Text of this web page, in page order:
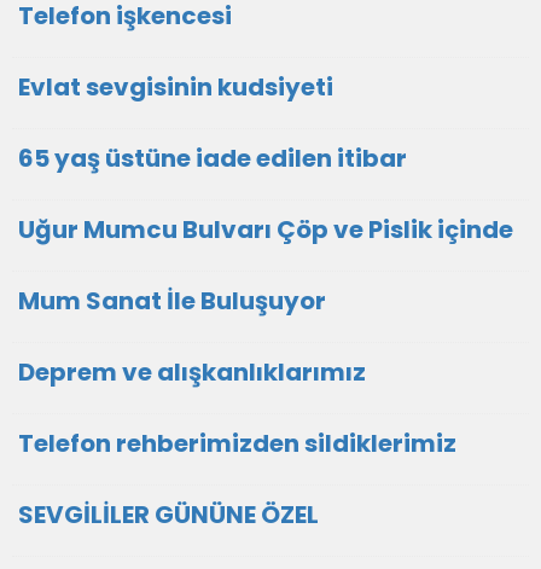
Telefon işkencesi
Evlat sevgisinin kudsiyeti
65 yaş üstüne iade edilen itibar
Uğur Mumcu Bulvarı Çöp ve Pislik içinde
Mum Sanat İle Buluşuyor
Deprem ve alışkanlıklarımız
Telefon rehberimizden sildiklerimiz
SEVGİLİLER GÜNÜNE ÖZEL